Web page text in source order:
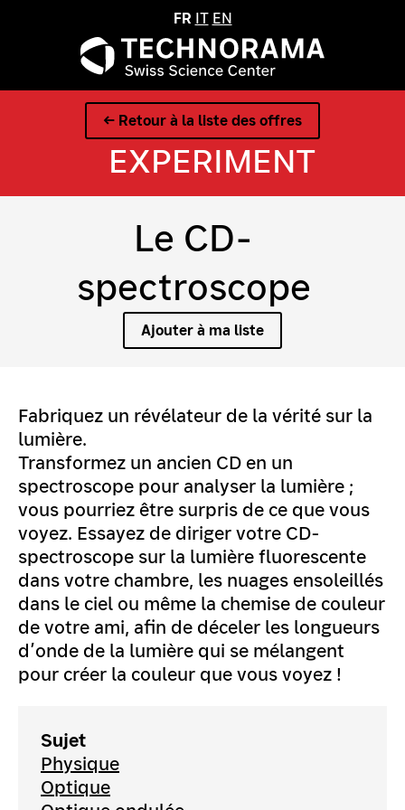
FR IT EN
← Retour à la liste des offres
EXPERIMENT
Le CD-
spectroscope
Ajouter à ma liste
Fabriquez un révélateur de la vérité sur la
lumière.
Transformez un ancien CD en un
spectroscope pour analyser la lumière ;
vous pourriez être surpris de ce que vous
voyez. Essayez de diriger votre CD-
spectroscope sur la lumière fluorescente
dans votre chambre, les nuages ensoleillés
dans le ciel ou même la chemise de couleur
de votre ami, afin de déceler les longueurs
d’onde de la lumière qui se mélangent
pour créer la couleur que vous voyez !
Sujet
Physique
Optique